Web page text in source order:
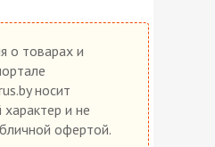
о товарах и
носит
и не
офертой.